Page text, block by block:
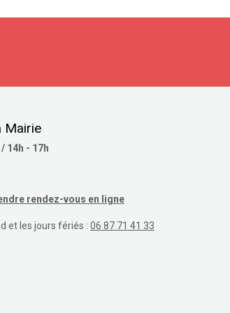
Mairie
14h - 17h
rendez-vous en ligne
et les jours fériés : 06 87 71 41 33